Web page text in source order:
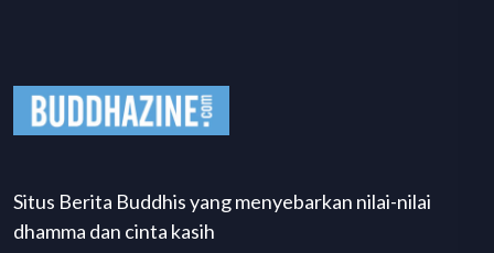
Situs Berita Buddhis yang menyebarkan nilai-nilai
dhamma dan cinta kasih